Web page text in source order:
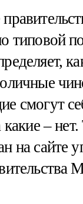
типовой
смогут
какие – нет.
на сайте